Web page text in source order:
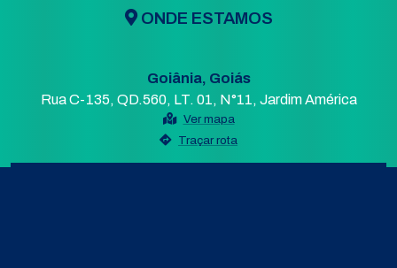
ONDE ESTAMOS
Goiânia, Goiás
Rua C-135, QD.560, LT. 01, N°11, Jardim América
Ver mapa
Traçar rota